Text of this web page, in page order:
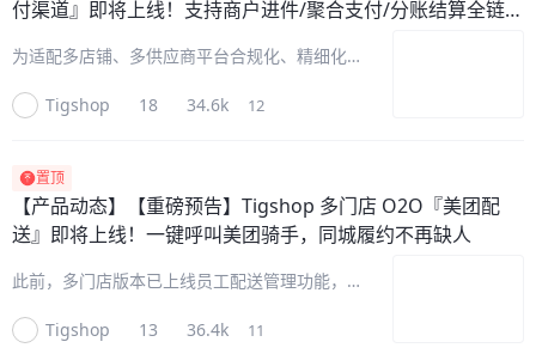
付渠道』即将上线！支持商户进件/聚合支付/分账结算全链路
为适配多店铺、多供应商平台合规化、精细化运
商城系统即将全新接入汇付斗拱平台支付体系。
Tigshop 18 34.6k 12
置顶
【产品动态】
【重磅预告】Tigshop 多门店 O2O『美团配
送』即将上线！一键呼叫美团骑手，同城履约不再缺人
此前，多门店版本已上线员工配送管理功能，不
现在，Tigshop『美团配送』即将重磅上线！接
Tigshop 13 36.4k 11